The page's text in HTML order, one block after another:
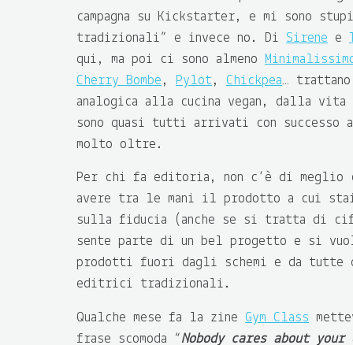
campagna su Kickstarter, e mi sono
tradizionali” e invece no. Di Sirene e
qui, ma poi ci sono almeno
Cherry Bombe , Pylot, Chickpea…
analogica alla cucina vegan, dalla
sono quasi tutti arrivati con successo
molto oltre.
Per chi fa editoria, non c’è di meglio
avere tra le mani il prodotto a cui stai
sulla fiducia (anche se si tratta di
sente parte di un bel progetto e si
prodotti fuori dagli schemi e da tutte
editrici tradizionali.
Qualche mese fa la zine Gym Class
frase scomoda “Nobody cares about